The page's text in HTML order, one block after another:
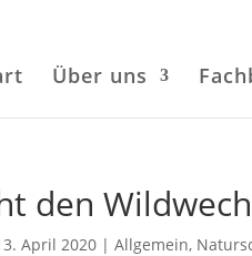
Über uns
den
April 2020 |Allgemein,